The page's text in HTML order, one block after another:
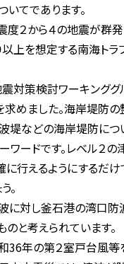
てであります。
度２から４の地震が群
以上を想定する南海ト
対策検討ワーキンググ
求めました。海岸堤防
堤などの海岸堤防に
キーワードです。レベ
行えるようにするだ
。
対し釜石港の湾口防
と考えられています。
年の第２室戸台風等